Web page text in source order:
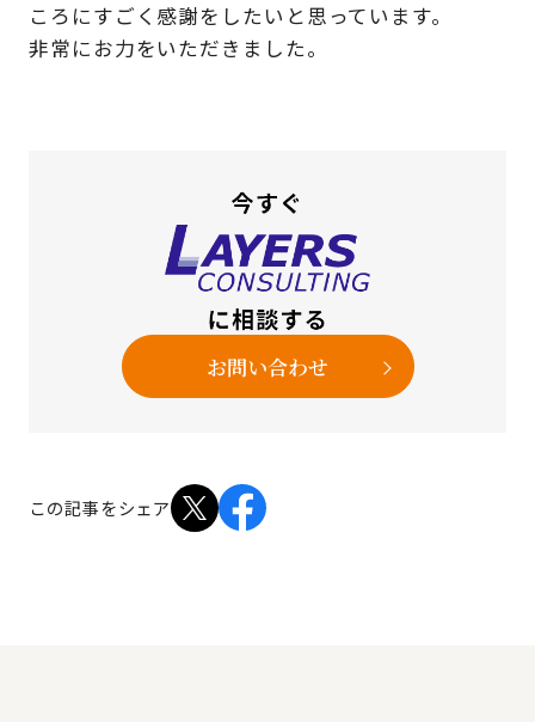
ころにすごく感謝をしたいと思っています。
非常にお力をいただきました。
お問い合わせ
この記事をシェア